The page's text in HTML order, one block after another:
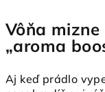
Vôňa
„aroma
Aj keď prádlo